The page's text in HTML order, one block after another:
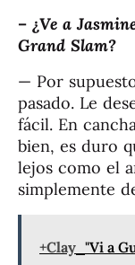
– ¿Ve a
Grand Slam?
— Por
pasado. Le
fácil. En
bien, es duro
lejos como el
simplemente
+Clay "Vi a